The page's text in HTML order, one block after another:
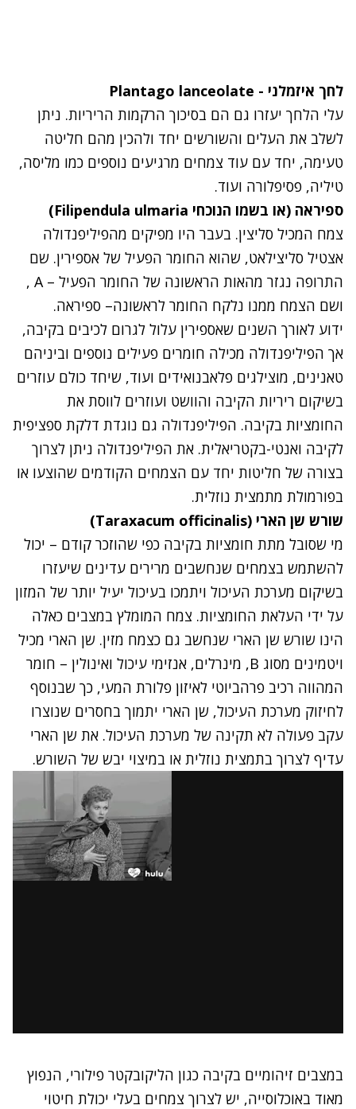
לחך איזמלני - Plantago lanceolate
עלי הלחך יעזרו גם הם בסיכוך הרקמות הריריות. ניתן
לשלב את העלים והשורשים יחד ולהכין מהם חליטה
טעימה, יחד עם עוד צמחים מרגיעים נוספים כמו מליסה,
טיליה, פסיפלורה ועוד.
ספיראה (או בשמו הנוכחי Filipendula ulmaria)
צמח המכיל סליצין. בעבר היו מפיקים מהפיליפנדולה
אצטיל סליצילאט, שהוא החומר הפעיל של אספירין. שם
התרופה נגזר מהאות הראשונה של החומר הפעיל – A ,
ושם הצמח ממנו נלקח החומר לראשונה– ספיראה.
ידוע לאורך השנים שאספירין עלול לגרום לכיבים בקיבה,
אך הפיליפנדולה מכילה חומרים פעילים נוספים וביניהם
טאנינים, מוצילגים פלאבנואידים ועוד, שיחד כולם עוזרים
בשיקום ריריות הקיבה והוושט ועוזרים לווסת את
החומציות בקיבה. הפיליפנדולה גם נוגדת דלקת ספציפית
לקיבה ואנטי-בקטריאלית. את הפיליפנדולה ניתן לצרוך
בצורה של חליטות יחד עם הצמחים הקודמים שהוצעו או
בפורמולת מתמצית נוזלית.
שורש שן הארי (Taraxacum officinalis)
מי שסובל מתת חומציות בקיבה כפי שהוזכר קודם – יכול
להשתמש בצמחים שנחשבים מרירים עדינים שיעזרו
בשיקום מערכת העיכול ויתמכו בעיכול יעיל יותר של המזון
על ידי העלאת החומציות. צמח המומלץ במצבים כאלה
הינו שורש שן הארי שנחשב גם כצמח מזין. שן הארי מכיל
ויטמינים מסוג B, מינרלים, אנזימי עיכול ואינולין – חומר
המהווה רכיב פרהביוטי לאיזון פלורת המעי, כך שבנוסף
לחיזוק מערכת העיכול, שן הארי יתמוך בחסרים שנוצרו
עקב פעולה לא תקינה של מערכת העיכול. את שן הארי
עדיף לצרוך בתמצית נוזלית או במיצוי יבש של השורש.
במצבים זיהומיים בקיבה כגון הליקובקטר פילורי, הנפוץ
מאוד באוכלוסייה, יש לצרוך צמחים בעלי יכולת חיטוי